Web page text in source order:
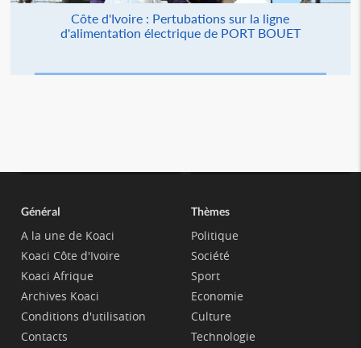
Côte d'Ivoire : Pertubations sur la ligne
d'alimentation électrique de PORT BOUET
Général
A la une de Koaci
Koaci Côte d'Ivoire
Koaci Afrique
Archives Koaci
Conditions d'utilisation
Contacts
Thèmes
Politique
Société
Sport
Economie
Culture
Technologie